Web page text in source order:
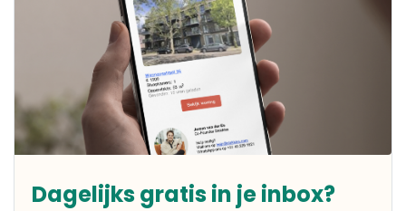
Dagelijks gratis in je inbox?